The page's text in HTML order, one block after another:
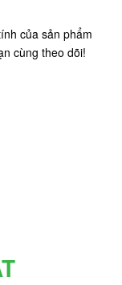
của sản phẩm
cùng theo dõi!